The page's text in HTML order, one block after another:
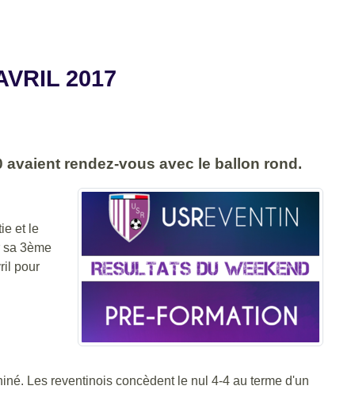
2017
avaient rendez-vous avec le ballon rond.
et le
sa 3ème
pour
Les reventinois concèdent le nul 4-4 au terme d'un